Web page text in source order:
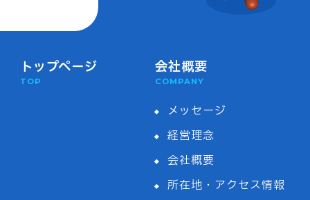
トップページ
TOP
会社概要
COMPANY
メッセージ
経営理念
会社概要
所在地・アクセス情報